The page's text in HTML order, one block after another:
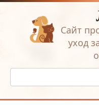
Перейти
Сайт
уход
Поиск: